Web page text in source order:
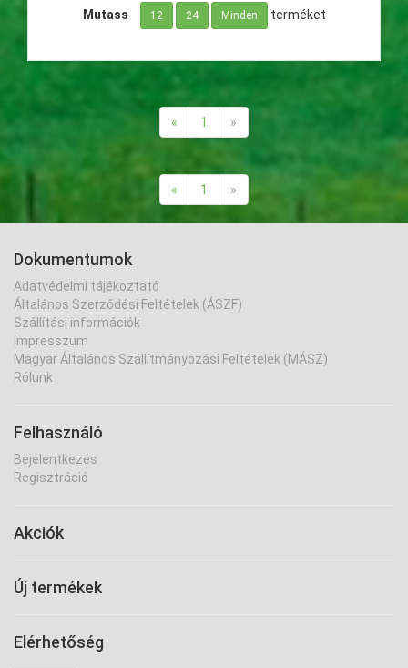
Mutass 12 24 Minden terméket
« 1 »
« 1 »
Dokumentumok
Adatvédelmi tájékoztató
Általános Szerződési Feltételek (ÁSZF)
Szállítási információk
Impresszum
Magyar Általános Szállítmányozási Feltételek (MÁSZ)
Rólunk
Felhasználó
Bejelentkezés
Regisztráció
Akciók
Új termékek
Elérhetőség